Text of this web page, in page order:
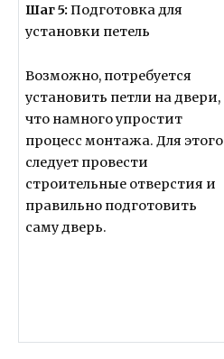
Шаг 5:Подготовка для
установки петель
Возможно, потребуется
установить петли на двери,
что намного упростит
процесс монтажа. Для этого
следует провести
строительные отверстия и
правильно подготовить
саму дверь.